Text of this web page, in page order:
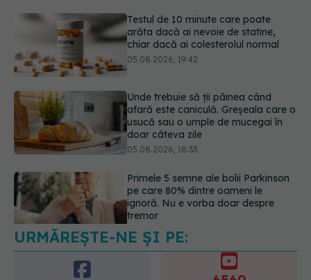
Unde trebuie să ții pâinea când
afară este caniculă. Greșeala care o
usucă sau o umple de mucegai în
Primele 5 semne ale bolii Parkinson
pe care 80% dintre oameni le
ignoră. Nu e vorba doar despre
tremor
Gabriela Cristea, manifest pentru
respect și acceptare: Corpul
fiecăruia spune o poveste
05.08.2026, 21:23
URMĂREȘTE-NE ȘI PE:
URMĂRITORI